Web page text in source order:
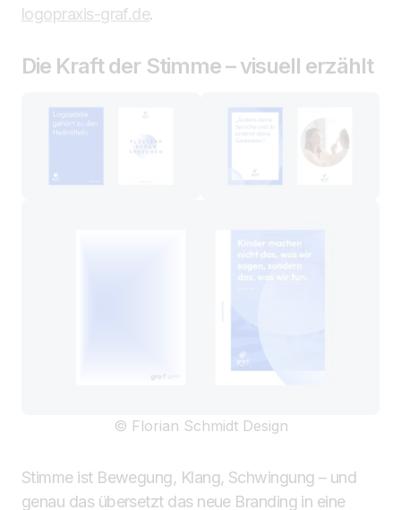
logopraxis-graf.de.
Die Kraft der Stimme – visuell erzählt
© Florian Schmidt Design
Stimme ist Bewegung, Klang, Schwingung – und
genau das übersetzt das neue Branding in eine